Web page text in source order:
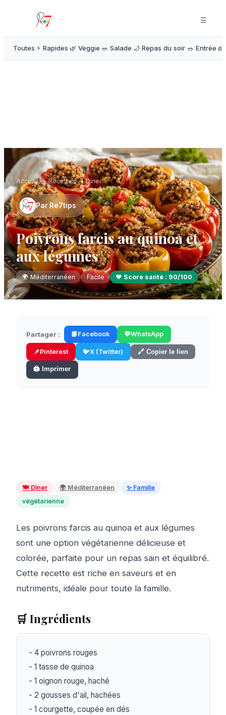
☰
Toutes ⚡ Rapides 🌿 Veggie 🥗 Salade 🌙 Repas du soir 🥗 Entrée
Accueil→ Recettes→Dîner
Par Re7tips
Poivrons farcis au quinoa et
aux légumes
🌍Méditerranéen Facile ❤️ Score santé : 90/100
Partager : 📘 Facebook 💬WhatsApp
📌Pinterest 🐦X (Twitter) 🔗 Copier le lien
🖨️ Imprimer
🍽️ Dîner 🌍 Méditerranéen ✨ Famille
végétarienne
Les poivrons farcis au quinoa et aux légumes
sont une option végétarienne délicieuse et
colorée, parfaite pour un repas sain et équilibré.
Cette recette est riche en saveurs et en
nutriments, idéale pour toute la famille.
🛒 Ingrédients
- 4 poivrons rouges
- 1 tasse de quinoa
- 1 oignon rouge, haché
- 2 gousses d'ail, hachées
- 1 courgette, coupée en dés